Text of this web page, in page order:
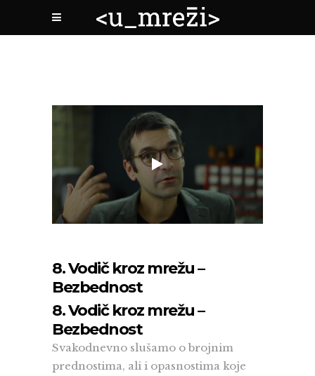
8. Vodič kroz mrežu –
Bezbednost
8. Vodič kroz mrežu –
Bezbednost
Svakodnevno slušamo o brojnim
prednostima, ali i opasnostima koje